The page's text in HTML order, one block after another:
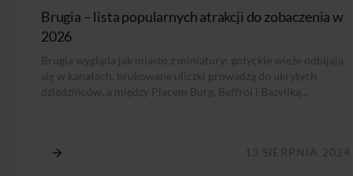
Brugia – lista popularnych atrakcji do zobaczenia w
2026
Brugia wygląda jak miasto z miniatury: gotyckie wieże odbijają
się w kanałach, brukowane uliczki prowadzą do ukrytych
dziedzińców, a między Placem Burg, Beffroi i Bazyliką...
13 SIERPNIA 2024